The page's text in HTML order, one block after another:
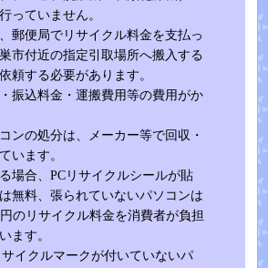
っていません。
郵便局でリサイクル料金を支払っ
市付近の指定引取場所へ搬入する
頼する必要があります。
振込料金・運搬費用等の費用がか
ンの処分は、メーカー等で回収・
います。
場合、PCリサイクルシールが貼
無料、張られていないパソコンは
のリサイクル料金を消費者が負担
ます。
イクルマークが付いていないパ